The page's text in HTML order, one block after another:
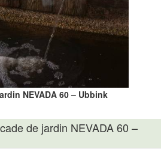
NEVADA 60 – Ubbink
de jardin NEVADA 60 –